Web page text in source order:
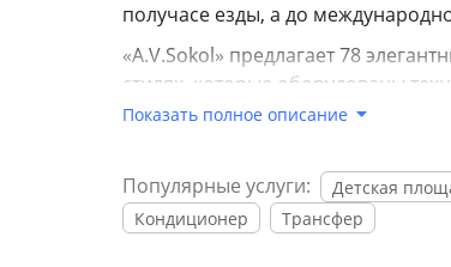
получасе езды, а до
«A.V.Sokol» предлагает 78
стилях, которые оборудованы
панорамные окна с видом на
беспроводной интернет. На
кухней.
Городской пляж расположился в
Показать полное описание
Популярные услуги: Детская
Кондиционер
Трансфер